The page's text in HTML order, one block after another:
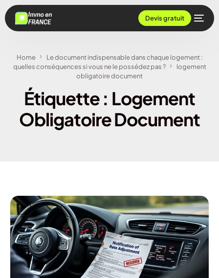
Devis gratuit
Home
Le document indispensable dans chaque logement :
quelles conséquences si vous ne le possédez pas ?
logement
obligatoire document
Étiquette : Logement
Obligatoire Document